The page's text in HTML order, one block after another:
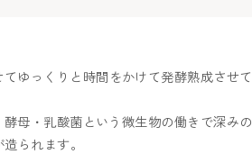
ゆっくりと時間をかけて発酵熟成させ
母・乳酸菌という微生物の働きで深み
られます。